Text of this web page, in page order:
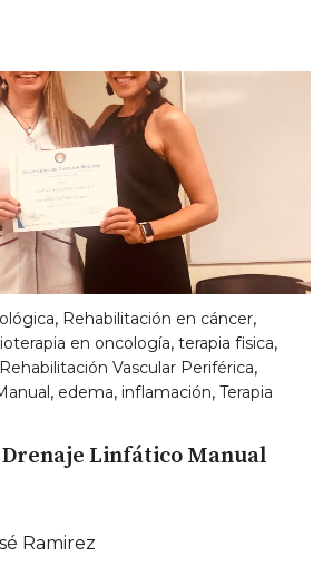
, Rehabilitación en cáncer,
en oncología, terapia fisica,
Rehabilitación Vascular Periférica,
, edema, inflamación, Terapia
Linfático Manual
Ramirez